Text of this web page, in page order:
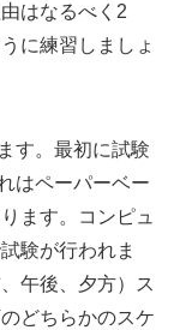
はなるべく2
に練習しましょ
す。最初に試験
はペーパーベー
ます。コンピュ
験が行われま
午後、夕方）ス
どちらかのスケ